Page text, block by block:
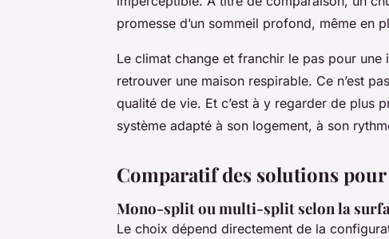
promesse d’un sommeil profond, même en
Le climat change et franchir le pas pour une
retrouver une maison respirable. Ce n’est
qualité de vie. Et c’est à y regarder de plus
système adapté à son logement, à son
Comparatif des solutions
Mono-split ou multi-split selon la
Le choix dépend directement de la